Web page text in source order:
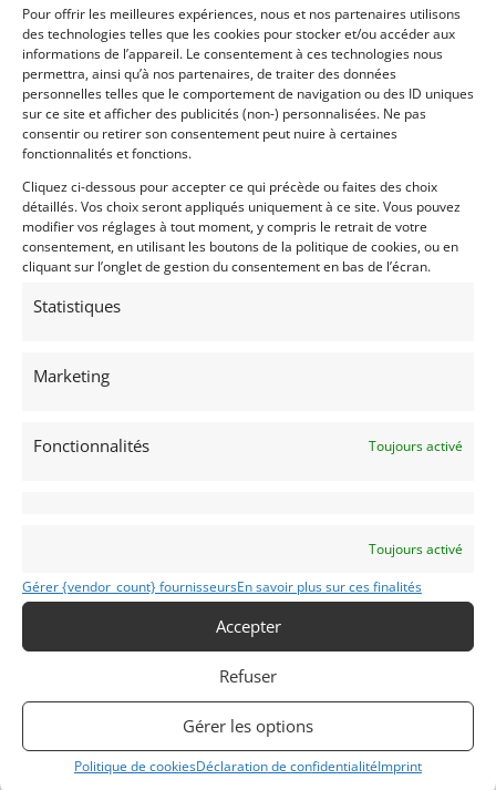
Pour offrir les meilleures expériences, nous et nos partenaires utilisons
des technologies telles que les cookies pour stocker et/ou accéder aux
informations de l’appareil. Le consentement à ces technologies nous
permettra, ainsi qu’à nos partenaires, de traiter des données
personnelles telles que le comportement de navigation ou des ID uniques
sur ce site et afficher des publicités (non-) personnalisées. Ne pas
consentir ou retirer son consentement peut nuire à certaines
fonctionnalités et fonctions.
Cliquez ci-dessous pour accepter ce qui précède ou faites des choix
détaillés. Vos choix seront appliqués uniquement à ce site. Vous pouvez
modifier vos réglages à tout moment, y compris le retrait de votre
consentement, en utilisant les boutons de la politique de cookies, ou en
cliquant sur l’onglet de gestion du consentement en bas de l’écran.
Statistiques
Marketing
Fonctionnalités Toujours activé
Toujours activé
Gérer {vendor_count} fournisseursEn savoir plus sur ces finalités
Accepter
Refuser
Gérer les options
Politique de cookiesDéclaration de confidentialitéImprint
produite directement dans les ateliers du carrossier
Bertone. Certains critiques de l’époque ont reproché
à Bertone d’avoir repris, pour la face avant avec les
phares inclinés, le dessin qu’il avait créé pour le
prototype de la « Chevrolet Corvair Bertone Testudo
», réalisé par le carrossier implanté à Grugliasco
Demandez une expertise de ce modèle
Partager cette annonce
Voitures de collection
Italiennes
1970
Modifier mon annonce